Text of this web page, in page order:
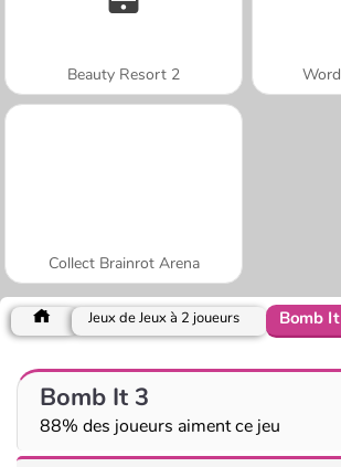
Beauty Resort 2
Collect Brainrot Arena
Jeux de Jeux à 2 joueurs Bomb
Bomb It 3
88% des joueurs aiment ce jeu